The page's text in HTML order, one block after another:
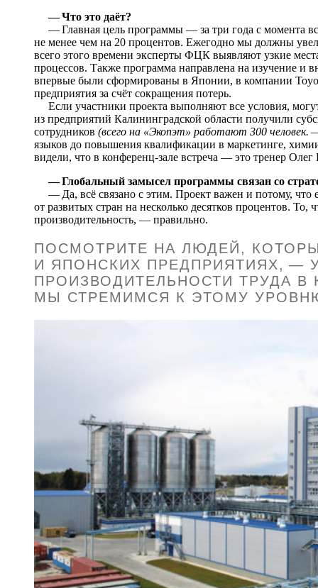
— Что это даёт?
— Главная цель программы — за три года с момента
не менее чем на 20 процентов. Ежегодно мы должны
всего этого времени эксперты ФЦК выявляют узкие
процессов. Также программа направлена на изучение и
впервые были сформированы в Японии, в компании
предприятия за счёт сокращения потерь.
Если участники проекта выполняют все условия,
из предприятий Калининградской области получили
сотрудников (всего на «Экопэт» работают 300 человек.
языков до повышения квалификации в маркетинге,
видели, что в конференц-зале встреча — это тренер
— Глобальный замысел программы связан со
— Да, всё связано с этим. Проект важен и потому, что
от развитых стран на несколько десятков процентов. То,
производительность, — правильно.
ПОСМОТРИТЕ НА ЛЮДЕЙ,
И ЯПОНСКИХ ПРЕДПРИЯТИЯХ, —
ПРОИЗВОДИТЕЛЬНОСТИ ТРУДА В
МЫ СТРЕМИМСЯ К ЭТОМУ